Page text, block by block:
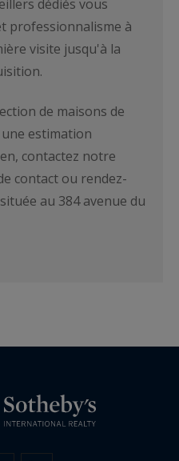
dédiés vous
professionnalisme à
visite jusqu'à la
de maisons de
estimation
contactez notre
contact ou rendez-
au 384 avenue du